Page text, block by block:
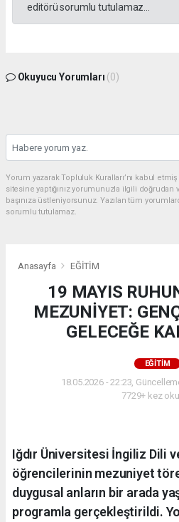
editörü sorumlu tutulamaz...
Okuyucu Yorumları (0)
Yorum yazarak Topluluk Kuralları’nı kabul
sitesine yaptığınız yorumunuzla ilgili
başınıza üstleniyorsunuz. Yazılan tüm
sorumlu tutulamaz.
Anasayfa EĞİTİM
19 MAYIS
MEZUNİYET:
GELECEĞE
EĞİTİM
18.05.2026 - 22:23,
7729+ kez
Iğdır Üniversitesi İngiliz Dili
öğrencilerinin mezuniyet
duygusal anların bir arada
programla gerçekleştirildi.